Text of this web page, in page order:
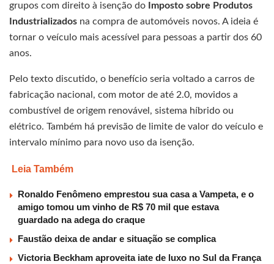
grupos com direito à isenção do
Imposto sobre Produtos
Industrializados na compra de automóveis novos. A ideia é
tornar o veículo mais acessível para pessoas a partir dos 60
anos.
Pelo texto discutido, o benefício seria voltado a carros de
fabricação nacional, com motor de até 2.0, movidos a
combustível de origem renovável, sistema híbrido ou
elétrico. Também há previsão de limite de valor do veículo e
intervalo mínimo para novo uso da isenção.
Leia Também
Ronaldo Fenômeno emprestou sua casa a Vampeta, e o
amigo tomou um vinho de R$ 70 mil que estava
guardado na adega do craque
Faustão deixa de andar e situação se complica
Victoria Beckham aproveita iate de luxo no Sul da França